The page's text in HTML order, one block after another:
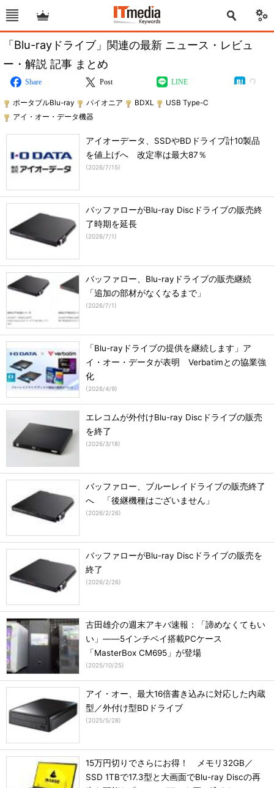
「Blu-rayドライブ」関連の最新 ニュース・レビュ
ー・解説 記事 まとめ
Share Post LINE
ポータブルBlu-ray パイオニア BDXL
USB Type-C
アイ・オー・データ機器
アイオーデータ、SSDやBDドライブ計10製品
を値上げへ 改定率は最大87％
(2026/7/15)
バッファローがBlu-ray Discドライブの販売終
了時期を延長
(2026/7/1)
バッファロー、Blu-rayドライブの販売継続
「追加の部材がなくなるまで」
(2026/7/1)
「Blu-rayドライブの提供を継続します」ア
イ・オー・データが表明 Verbatimとの協業強
化
(2026/4/9)
エレコムが外付けBlu-ray Discドライブの販売
を終了
(2026/3/18)
バッファロー、ブルーレイドライブの販売終了
へ 「後継機種はございません」
(2026/2/26)
バッファローがBlu-ray Discドライブの販売を
終了
(2026/2/26)
古田雄介の週末アキバ速報：「諦めなくてもい
い」――5インチベイ搭載PCケース
「MasterBox CM695」が登場
(2025/10/25)
アイ・オー、最大16倍書き込みに対応した内蔵
型／外付け型BDドライブ
(2025/5/28)
15万円切りでさらにお得！ メモリ32GB／
SSD 1TBで17.3型と大画面でBlu-ray Discの再